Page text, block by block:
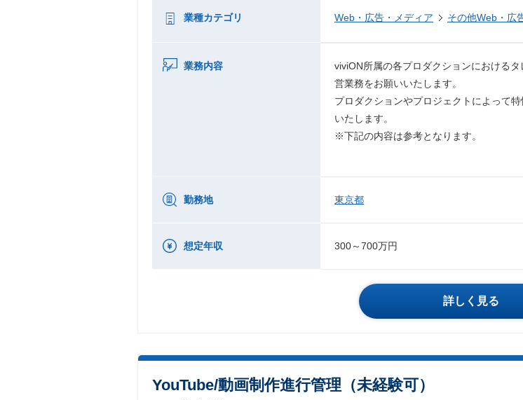
業種カテゴリ Web・広告・メディア その他Web・広
業務内容
viviON所属の各プロダクションにおける
営業務をお願いいたします。
プロダクションやプロジェクトによって
いたします。
※下記の内容は参考となります。
勤務地 東京都
想定年収 300～700万円
詳しく見る
YouTube/動画制作進行管理（未経験可）